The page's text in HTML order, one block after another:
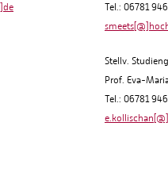
Tel.: 06781
Stellv.
Prof. Eva-
Tel.: 06781